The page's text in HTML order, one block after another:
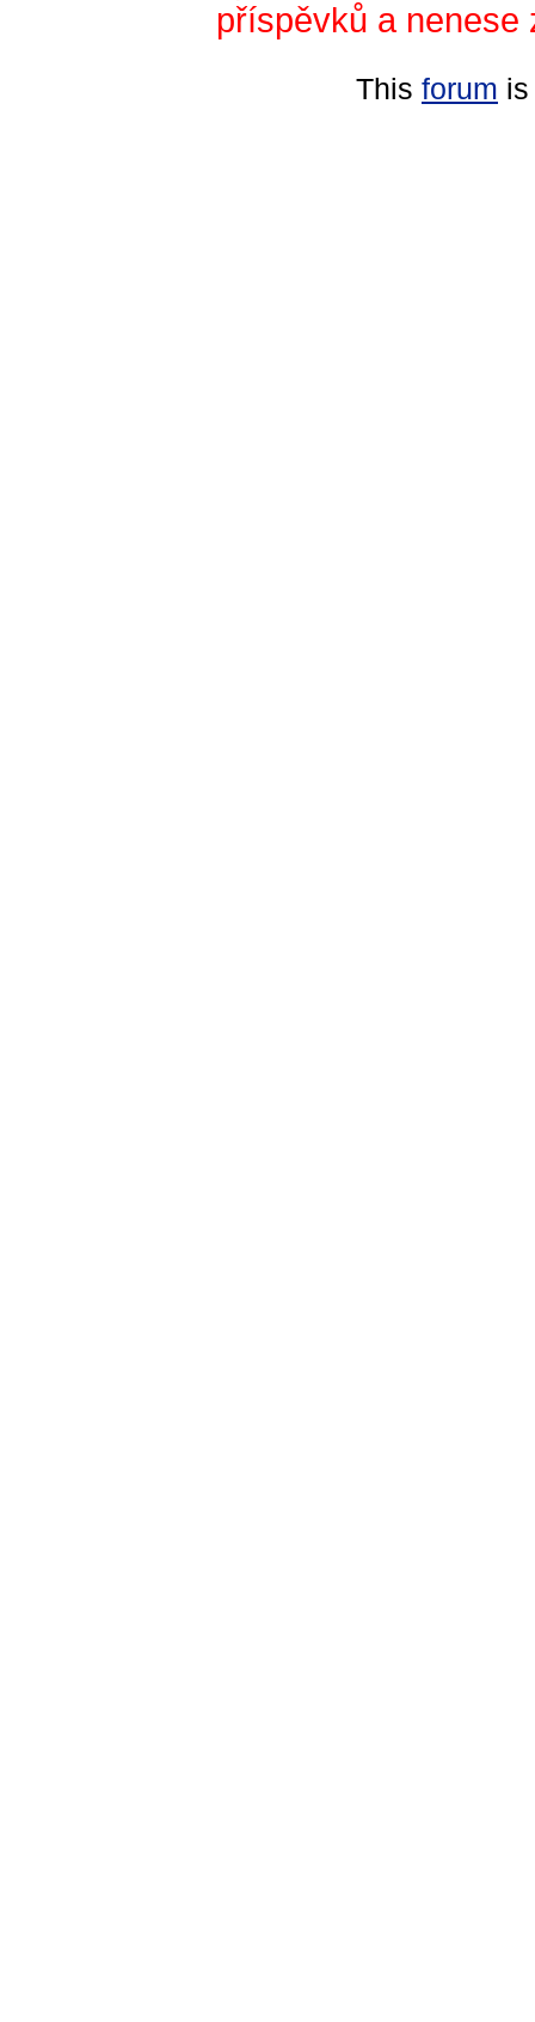
příspěvků a nenese
This forum